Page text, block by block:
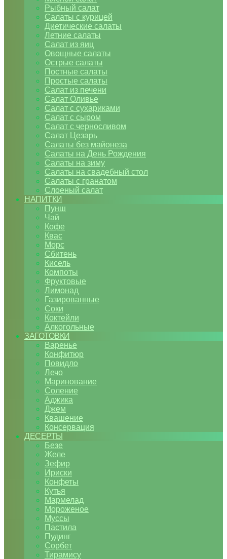
Рыбный салат
Салаты с курицей
Диетические салаты
Летние салаты
Салат из яиц
Овощные салаты
Острые салаты
Постные салаты
Простые салаты
Салат из печени
Салат Оливье
Салат с сухариками
Салат с сыром
Салат с черносливом
Салат Цезарь
Салаты без майонеза
Салаты на День Рождения
Салаты на зиму
Салаты на свадебный стол
Салаты с гранатом
Слоеный салат
НАПИТКИ
Пунш
Чай
Кофе
Квас
Морс
Сбитень
Кисель
Компоты
Фруктовые
Лимонад
Газированные
Соки
Коктейли
Алкогольные
ЗАГОТОВКИ
Варенье
Конфитюр
Повидло
Лечо
Маринование
Соление
Аджика
Джем
Квашение
Консервация
ДЕСЕРТЫ
Безе
Желе
Зефир
Ириски
Конфеты
Кутья
Мармелад
Мороженое
Муссы
Пастила
Пудинг
Сорбет
Тирамису